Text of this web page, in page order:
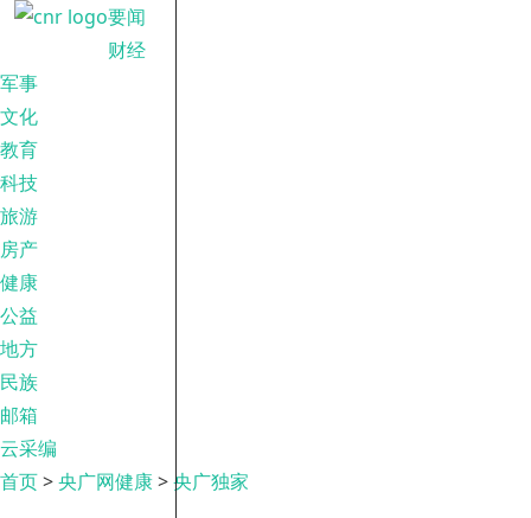
要闻
财经
军事
文化
教育
科技
旅游
房产
健康
公益
地方
民族
邮箱
云采编
首页>央广网健康>央广独家